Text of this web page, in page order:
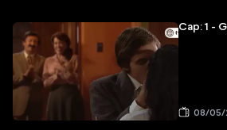
Cap: 1 -
08/05/